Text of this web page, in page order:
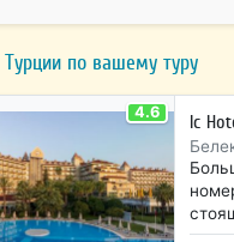
по вашему туру
4.6
Ic